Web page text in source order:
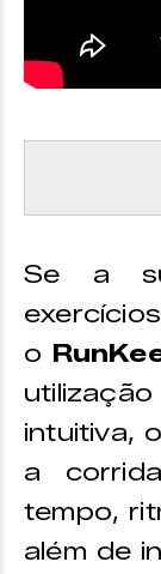
Se a
o
intuitiva,
a
tempo,
além de